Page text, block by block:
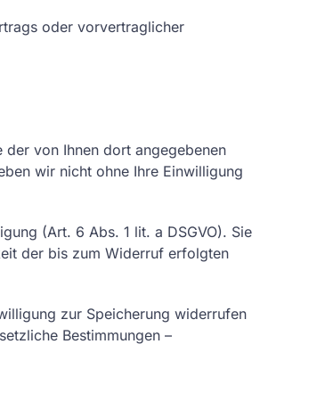
oder vorvertraglicher
von Ihnen dort angegebenen
wir nicht ohne Ihre Einwilligung
(Art. 6 Abs. 1 lit. a DSGVO). Sie
der bis zum Widerruf erfolgten
zur Speicherung widerrufen
Bestimmungen –